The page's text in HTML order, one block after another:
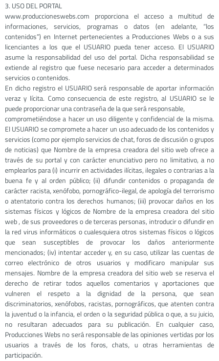
3. USO DEL PORTAL
www.produccioneswebs.com proporciona el acceso a multitud de
informaciones, servicios, programas o datos (en adelante, “los
contenidos”) en Internet pertenecientes a Producciones Webs o a sus
licenciantes a los que el USUARIO pueda tener acceso. El USUARIO
asume la responsabilidad del uso del portal. Dicha responsabilidad se
extiende al registro que fuese necesario para acceder a determinados
servicios o contenidos.
En dicho registro el USUARIO será responsable de aportar información
veraz y lícita. Como consecuencia de este registro, al USUARIO se le
puede proporcionar una contraseña de la que será responsable,
comprometiéndose a hacer un uso diligente y confidencial de la misma.
El USUARIO se compromete a hacer un uso adecuado de los contenidos y
servicios (como por ejemplo servicios de chat, foros de discusión o grupos
de noticias) que Nombre de la empresa creadora del sitio web ofrece a
través de su portal y con carácter enunciativo pero no limitativo, a no
emplearlos para (i) incurrir en actividades ilícitas, ilegales o contrarias a la
buena fe y al orden público; (ii) difundir contenidos o propaganda de
carácter racista, xenófobo, pornográfico-ilegal, de apología del terrorismo
o atentatorio contra los derechos humanos; (iii) provocar daños en los
sistemas físicos y lógicos de Nombre de la empresa creadora del sitio
web , de sus proveedores o de terceras personas, introducir o difundir en
la red virus informáticos o cualesquiera otros sistemas físicos o lógicos
que sean susceptibles de provocar los daños anteriormente
mencionados; (iv) intentar acceder y, en su caso, utilizar las cuentas de
correo electrónico de otros usuarios y modificaro manipular sus
mensajes. Nombre de la empresa creadora del sitio web se reserva el
derecho de retirar todos aquellos comentarios y aportaciones que
vulneren el respeto a la dignidad de la persona, que sean
discriminatorios, xenófobos, racistas, pornográficos, que atenten contra
la juventud o la infancia, el orden o la seguridad pública o que, a su juicio,
no resultaran adecuados para su publicación. En cualquier caso,
Producciones Webs no será responsable de las opiniones vertidas por los
usuarios a través de los foros, chats, u otras herramientas de
participación.